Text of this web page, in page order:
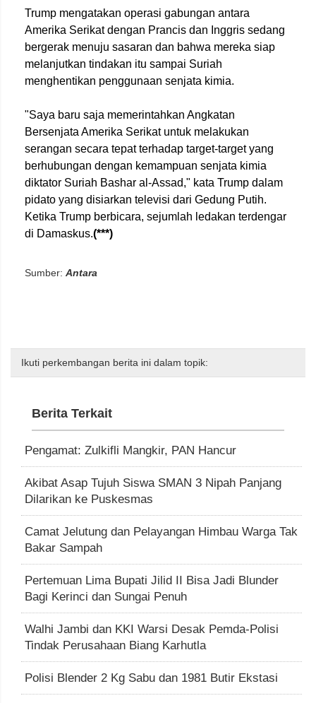
Trump mengatakan operasi gabungan antara
Amerika Serikat dengan Prancis dan Inggris sedang
bergerak menuju sasaran dan bahwa mereka siap
melanjutkan tindakan itu sampai Suriah
menghentikan penggunaan senjata kimia.
"Saya baru saja memerintahkan Angkatan
Bersenjata Amerika Serikat untuk melakukan
serangan secara tepat terhadap target-target yang
berhubungan dengan kemampuan senjata kimia
diktator Suriah Bashar al-Assad," kata Trump dalam
pidato yang disiarkan televisi dari Gedung Putih.
Ketika Trump berbicara, sejumlah ledakan terdengar
di Damaskus.(***)
Sumber: Antara
Ikuti perkembangan berita ini dalam topik:
Berita Terkait
Pengamat: Zulkifli Mangkir, PAN Hancur
Akibat Asap Tujuh Siswa SMAN 3 Nipah Panjang
Dilarikan ke Puskesmas
Camat Jelutung dan Pelayangan Himbau Warga Tak
Bakar Sampah
Pertemuan Lima Bupati Jilid II Bisa Jadi Blunder
Bagi Kerinci dan Sungai Penuh
Walhi Jambi dan KKI Warsi Desak Pemda-Polisi
Tindak Perusahaan Biang Karhutla
Polisi Blender 2 Kg Sabu dan 1981 Butir Ekstasi